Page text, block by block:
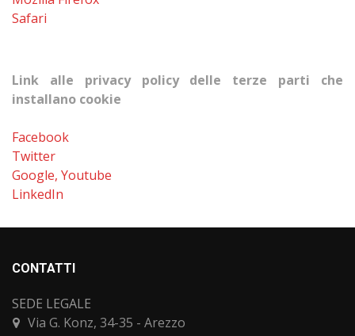
Safari
Link alle privacy policy delle terze parti che
installano cookie
Facebook
Twitter
Google, Youtube
LinkedIn
CONTATTI
SEDE LEGALE
Via G. Konz, 34-35 - Arezzo